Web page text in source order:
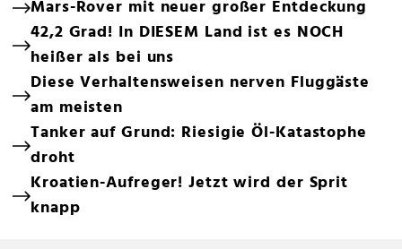
Mars-Rover mit neuer großer Entdeckung
42,2 Grad! In DIESEM Land ist es NOCH
heißer als bei uns
Diese Verhaltensweisen nerven Fluggäste
am meisten
Tanker auf Grund: Riesigie Öl-Katastophe
droht
Kroatien-Aufreger! Jetzt wird der Sprit
knapp